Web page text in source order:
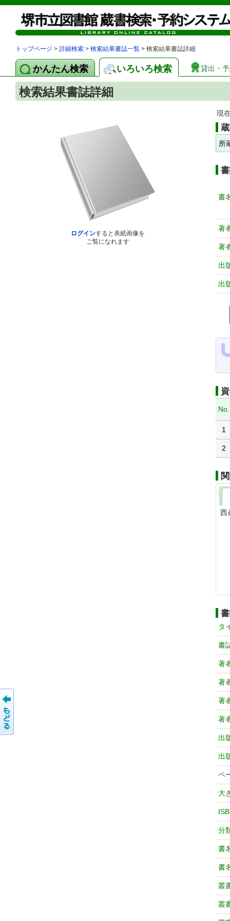
トップページ > 詳細検索 > 検索結果書誌一覧 > 検索結果書誌詳細
かんたん検索 いろいろ検索 貸出・
検索結果書誌詳細
ログインすると表紙画像を
ご覧になれます
現
所
書
著
著
出
出
No.
1
2
西
タ
書
著
著
著
著
出
出
ペ
大
分
書
書
叢
叢